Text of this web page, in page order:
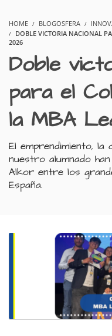
HOME BLOGOSFERA
DOBLE VICTORIA NACIONAL
2026
Doble
para el
la MBA
El emprendimiento,
nuestro alumnado
Alkor entre los
España.